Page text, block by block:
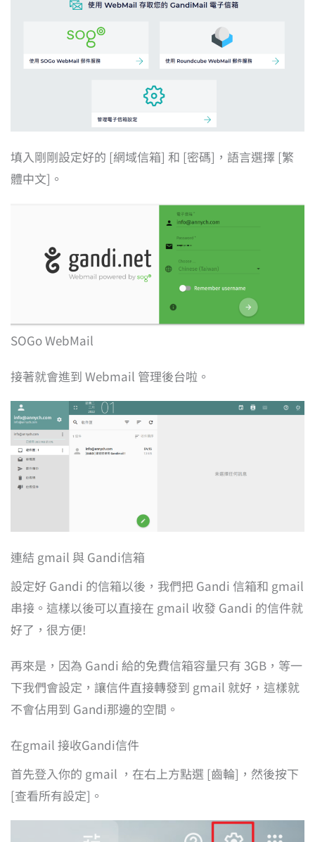
填入剛剛設定好的 [網域信箱] 和 [密碼]，語言選擇 [繁
體中文]。
SOGo WebMail
接著就會進到 Webmail 管理後台啦。
連結 gmail 與 Gandi信箱
設定好 Gandi 的信箱以後，我們把 Gandi 信箱和 gmail
串接。這樣以後可以直接在 gmail 收發 Gandi 的信件就
好了，很方便!
再來是，因為 Gandi 給的免費信箱容量只有 3GB，等一
下我們會設定，讓信件直接轉發到 gmail 就好，這樣就
不會佔用到 Gandi那邊的空間。
在gmail 接收Gandi信件
首先登入你的 gmail ，在右上方點選 [齒輪]，然後按下
[查看所有設定]。